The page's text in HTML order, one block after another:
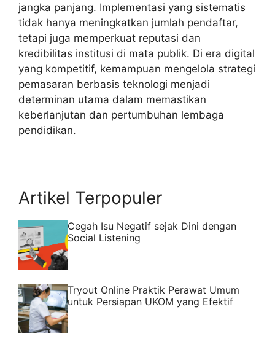
jangka panjang. Implementasi yang sistematis
tidak hanya meningkatkan jumlah pendaftar,
tetapi juga memperkuat reputasi dan
kredibilitas institusi di mata publik. Di era digital
yang kompetitif, kemampuan mengelola strategi
pemasaran berbasis teknologi menjadi
determinan utama dalam memastikan
keberlanjutan dan pertumbuhan lembaga
pendidikan.
Artikel Terpopuler
Cegah Isu Negatif sejak Dini dengan
Social Listening
Tryout Online Praktik Perawat Umum
untuk Persiapan UKOM yang Efektif